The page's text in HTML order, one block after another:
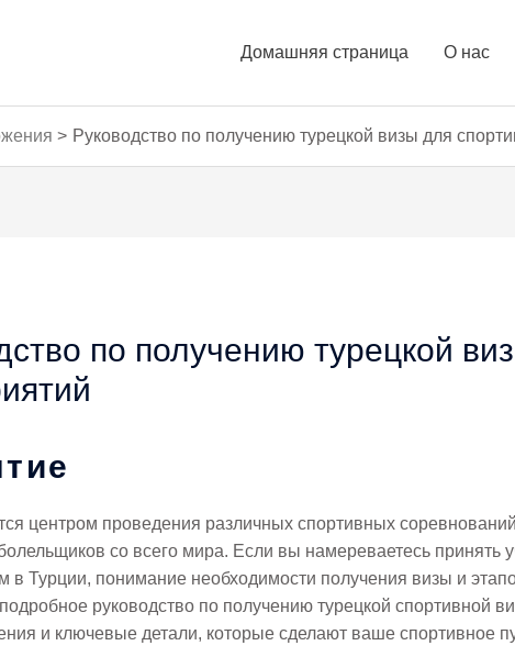
Домашняя страница О нас
Руководство по получению турецкой визы для
по получению турецкой
центром проведения различных спортивных
со всего мира. Если вы намереваетесь принять
в Турции, понимание необходимости получения визы и
руководство по получению турецкой
и ключевые детали, которые сделают ваше спортивное